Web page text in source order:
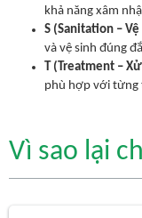
khả năng xâm
S (Sanitation –
và vệ sinh đúng
T (Treatment –
phù hợp với từng
Vì sao lại